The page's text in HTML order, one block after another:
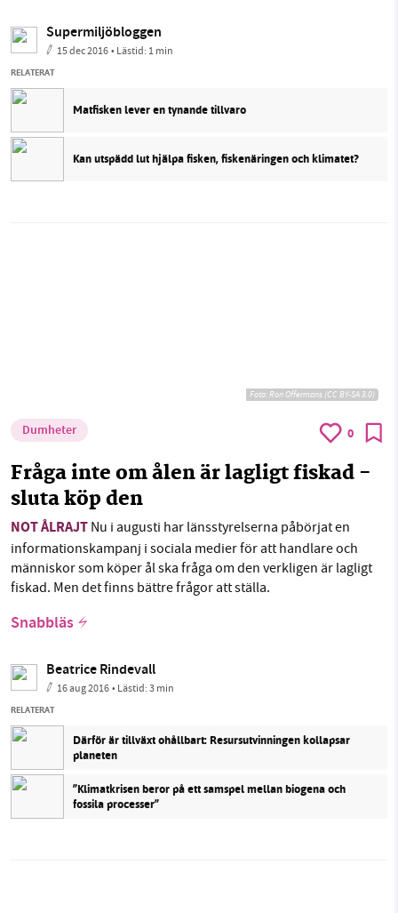
Supermiljöbloggen
15 dec 2016• Lästid: 1 min
RELATERAT
Matfisken lever en tynande tillvaro
Kan utspädd lut hjälpa fisken, fiskenäringen och klimatet?
Foto:Ron Offermans (CC BY-SA 3.0)
Dumheter 0
Fråga inte om ålen är lagligt fiskad -
sluta köp den
NOT ÅLRAJT Nu i augusti har länsstyrelserna påbörjat en
informationskampanj i sociala medier för att handlare och
människor som köper ål ska fråga om den verkligen är lagligt
fiskad. Men det finns bättre frågor att ställa.
Snabbläs
Beatrice Rindevall
16 aug 2016• Lästid:3 min
RELATERAT
Därför är tillväxt ohållbart: Resursutvinningen kollapsar
planeten
”Klimatkrisen beror på ett samspel mellan biogena och
fossila processer”